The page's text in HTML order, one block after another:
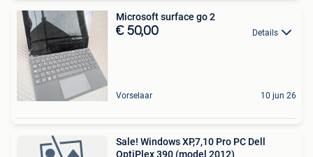
Microsoft surface go 2
€ 50,00 Details
Vorselaar 10 jun 26
Sale! Windows XP,7,10 Pro PC Dell
OptiPlex 390 (model 2012)